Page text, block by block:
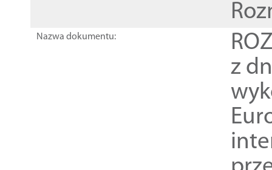
Nazwa dokumentu:
z